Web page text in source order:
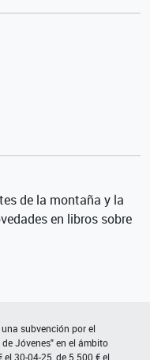
de la montaña y la
en libros sobre
subvención por el
Jóvenes" en el ámbito
30-04-25, de 5.500 € el